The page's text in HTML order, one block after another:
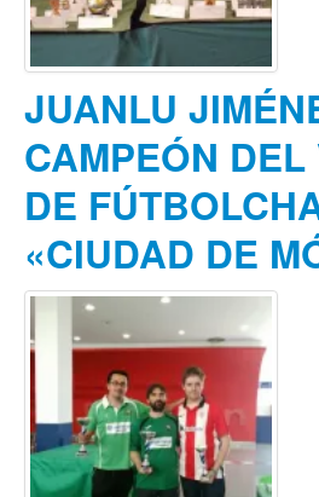
JUANLU
CAMPEÓN DEL
DE
«CIUDAD DE